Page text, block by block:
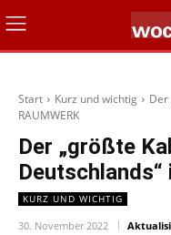
Start Kurz und wichtig
Der
RAUMWERK
Der „größte
Deutschlands“
KURZ UND WICHTIG
30. November 2022